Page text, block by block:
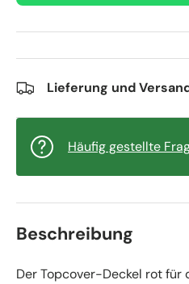
Lieferung und
Häufig gestellte
Beschreibung
Der Topcover-Deckel rot für